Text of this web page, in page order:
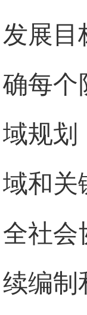
发展目
确每个
域规划
域和关
全社会
续编制